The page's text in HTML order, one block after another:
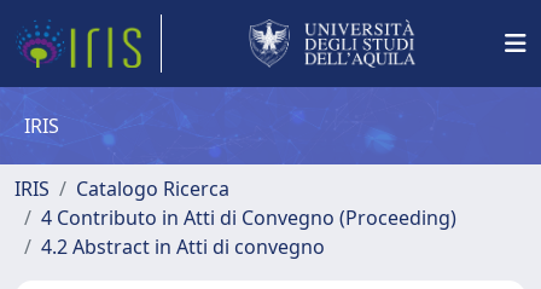
IRIS
IRIS
Catalogo Ricerca
4 Contributo in Atti di Convegno (Proceeding)
4.2 Abstract in Atti di convegno